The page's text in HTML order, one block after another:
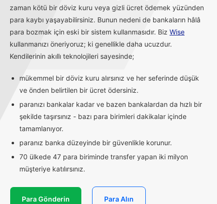
zaman kötü bir döviz kuru veya gizli ücret ödemek yüzünden
para kaybı yaşayabilirsiniz. Bunun nedeni de bankaların hâlâ
para bozmak için eski bir sistem kullanmasıdır. Biz Wise
kullanmanızı öneriyoruz; ki genellikle daha ucuzdur.
Kendilerinin akıllı teknolojileri sayesinde;
mükemmel bir döviz kuru alırsınız ve her seferinde düşük
ve önden belirtilen bir ücret ödersiniz.
paranızı bankalar kadar ve bazen bankalardan da hızlı bir
şekilde taşırsınız - bazı para birimleri dakikalar içinde
tamamlanıyor.
paranız banka düzeyinde bir güvenlikle korunur.
70 ülkede 47 para biriminde transfer yapan iki milyon
müşteriye katılırsınız.
Para Gönderin Para Alın